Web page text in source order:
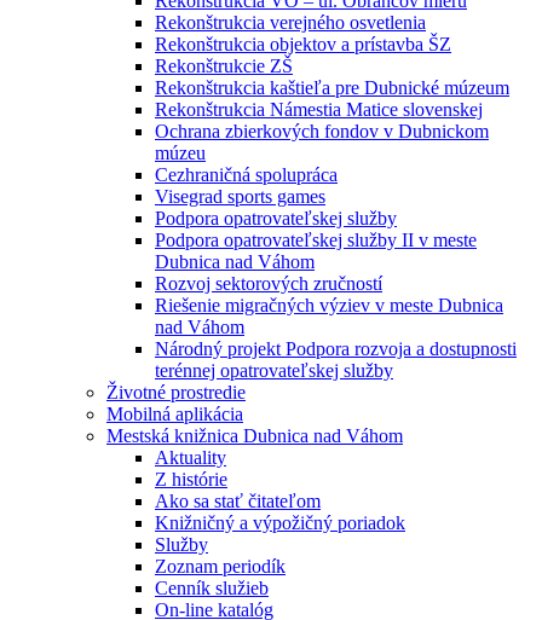
Rekonštrukcia verejného osvetlenia
Rekonštrukcia objektov a prístavba ŠZ
Rekonštrukcie ZŠ
Rekonštrukcia kaštieľa pre Dubnické múzeum
Rekonštrukcia Námestia Matice slovenskej
Ochrana zbierkových fondov v Dubnickom
múzeu
Cezhraničná spolupráca
Visegrad sports games
Podpora opatrovateľskej služby
Podpora opatrovateľskej služby II v meste
Dubnica nad Váhom
Rozvoj sektorových zručností
Riešenie migračných výziev v meste Dubnica
nad Váhom
Národný projekt Podpora rozvoja a dostupnosti
terénnej opatrovateľskej služby
Životné prostredie
Mobilná aplikácia
Mestská knižnica Dubnica nad Váhom
Aktuality
Z histórie
Ako sa stať čitateľom
Knižničný a výpožičný poriadok
Služby
Zoznam periodík
Cenník služieb
On-line katalóg